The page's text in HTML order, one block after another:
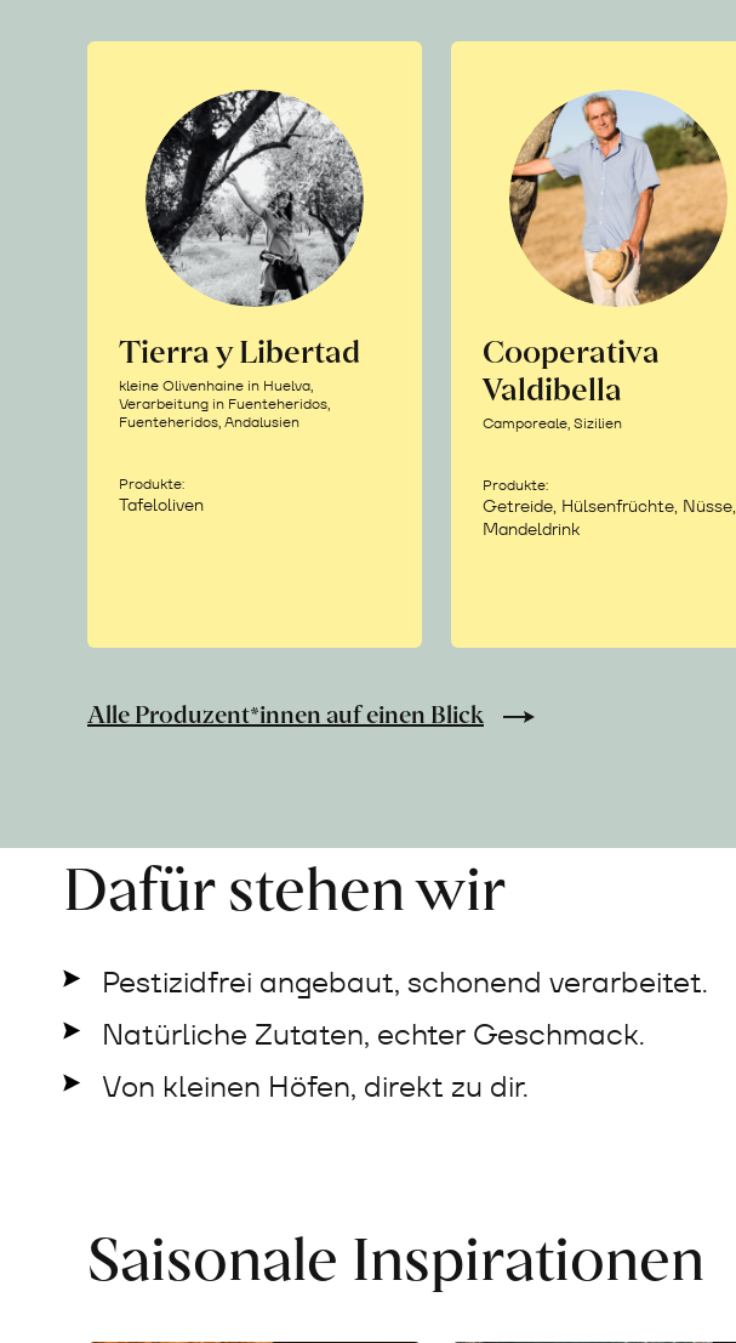
Tierra y Libertad
kleine Olivenhaine in Huelva,
Verarbeitung in Fuenteheridos,
Fuenteheridos, Andalusien
Produkte:
Tafeloliven
Cooperativa
Valdibella
Camporeale, Sizilien
Produkte:
Getreide, Hülsenfrüchte, Nüsse,
Mandeldrink
Alle Produzent*innen auf einen Blick
Dafür stehen wir
Pestizidfrei angebaut, schonend verarbeitet.
Natürliche Zutaten, echter Geschmack.
Von kleinen Höfen, direkt zu dir.
Saisonale Inspirationen